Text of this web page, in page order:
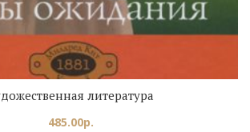
литература
485.00р.